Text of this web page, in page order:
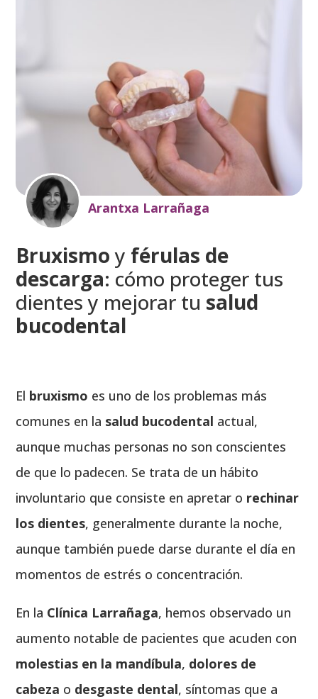
Arantxa Larrañaga
Bruxismoy férulas de
descarga: cómo proteger tus
dientes y mejorar tu salud
bucodental
El bruxismo es uno de los problemas más
comunes en la salud bucodental actual,
aunque muchas personas no son conscientes
de que lo padecen. Se trata de un hábito
involuntario que consiste en apretar o rechinar
los dientes, generalmente durante la noche,
aunque también puede darse durante el día en
momentos de estrés o concentración.
En la Clínica Larrañaga, hemos observado un
aumento notable de pacientes que acuden con
molestias en la mandíbula, dolores de
cabeza o desgaste dental, síntomas que a